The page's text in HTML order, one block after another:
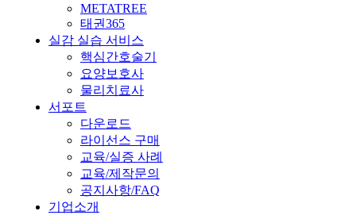
METATREE
태권365
실감 실습 서비스
핵심간호술기
요양보호사
물리치료사
서포트
다운로드
라이선스 구매
교육/실증 사례
교육/제작문의
공지사항/FAQ
기업소개